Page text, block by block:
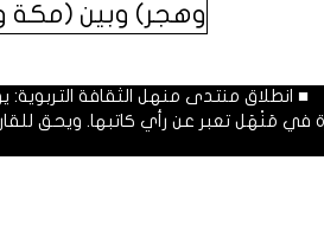
وهجر) وبين (مكة
■ انطلاق منتدى منهل الثقافة التربوية: يوم السبت المصادف
في مَنْهَل تعبر عن رأي كاتبها. ويحق